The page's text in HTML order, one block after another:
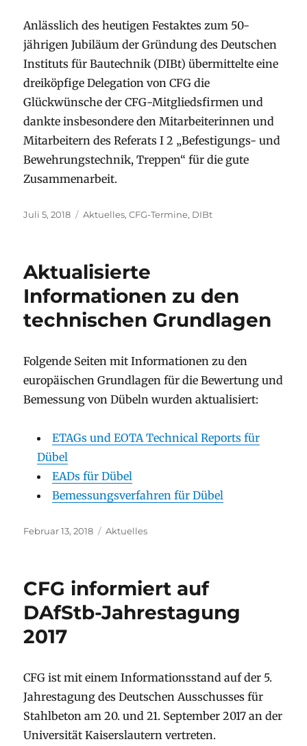
Anlässlich des heutigen Festaktes zum 50-
jährigen Jubiläum der Gründung des Deutschen
Instituts für Bautechnik (DIBt) übermittelte eine
dreiköpfige Delegation von CFG die
Glückwünsche der CFG-Mitgliedsfirmen und
dankte insbesondere den Mitarbeiterinnen und
Mitarbeitern des Referats I 2 „Befestigungs- und
Bewehrungstechnik, Treppen“ für die gute
Zusammenarbeit.
Veröffentlicht
Juli 5, 2018 Kategorien
Aktuelles,CFG-Termine, DIBt
Aktualisierte
Informationen zu den
technischen Grundlagen
Folgende Seiten mit Informationen zu den
europäischen Grundlagen für die Bewertung und
Bemessung von Dübeln wurden aktualisiert:
ETAGs und EOTA Technical Reports für
Dübel
EADs für Dübel
Bemessungsverfahren für Dübel
Veröffentlicht
Februar 13, 2018 Kategorien
Aktuelles
CFG informiert auf
DAfStb-Jahrestagung
2017
CFG ist mit einem Informationsstand auf der 5.
Jahrestagung des Deutschen Ausschusses für
Stahlbeton am 20. und 21. September 2017 an der
Universität Kaiserslautern vertreten.